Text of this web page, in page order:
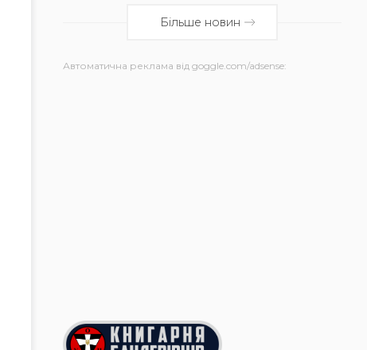
Більше новин
Автоматична реклама від goggle.com/adsense: